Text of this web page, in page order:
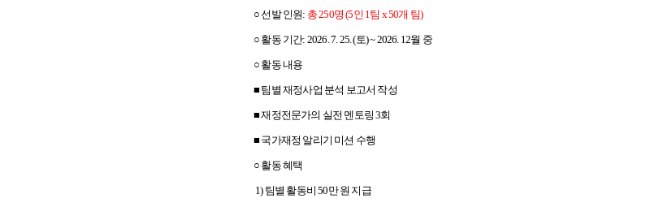
○ 선발 인원: 총 250명 (5인 1팀 x 50개 팀)
○ 활동 기간: 2026. 7. 25. (토) ~ 2026. 12월 중
○ 활동 내용
■ 팀별 재정사업 분석 보고서 작성
■ 재정전문가의 실전 멘토링 3회
■ 국가재정 알리기 미션 수행
○ 활동 혜택
1) 팀별 활동비 50만 원 지급